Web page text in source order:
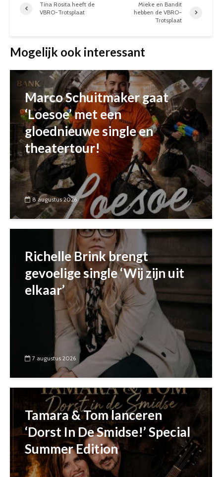
Tina Rosita heeft de
VBRO-Trotsplaat
Mieke en Bandit
hebben de VBRO-
Trotsplaat
Mogelijk ook interessant
Marco Schuitmaker gaat
‘Loesoe’ met een
gloednieuwe single en
theatertour!
8 augustus 2026
Richelle Brink brengt
gevoelige single ‘Wij zijn uit
elkaar’
7 augustus 2026
Tamara & Tom lanceren
‘Dorst In De Smidse!’ Special
Summer Edition